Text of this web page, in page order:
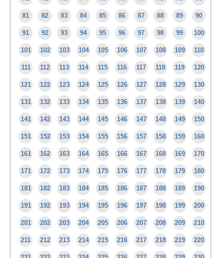
81 82 83 84 85 86 87 88 89 90
91 92 93 94 95 96 97 98 99 100
101 102 103 104 105 106 107 108 109 110
111 112 113 114 115 116 117 118 119 120
121 122 123 124 125 126 127 128 129 130
131 132 133 134 135 136 137 138 139 140
141 142 143 144 145 146 147 148 149 150
151 152 153 154 155 156 157 158 159 160
161 162 163 164 165 166 167 168 169 170
171 172 173 174 175 176 177 178 179 180
181 182 183 184 185 186 187 188 189 190
191 192 193 194 195 196 197 198 199 200
201 202 203 204 205 206 207 208 209 210
211 212 213 214 215 216 217 218 219 220